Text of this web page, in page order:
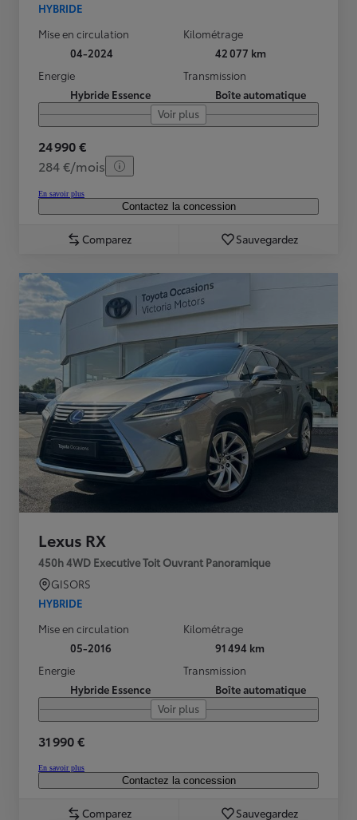
HYBRIDE
Mise en circulation
04-2024
Kilométrage
42 077 km
Energie
Hybride Essence
Transmission
Boîte automatique
Voir plus
24 990 €
284 €/mois
En savoir plus
Contactez la concession
Comparez Sauvegardez
Lexus RX
450h 4WD Executive Toit Ouvrant Panoramique
GISORS
HYBRIDE
Mise en circulation
05-2016
Kilométrage
91 494 km
Energie
Hybride Essence
Transmission
Boîte automatique
Voir plus
31 990 €
En savoir plus
Contactez la concession
Comparez Sauvegardez